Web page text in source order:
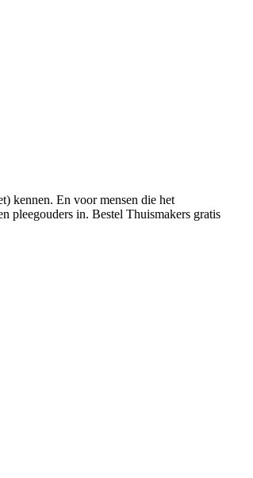
kennen. En voor mensen die het
pleegouders in. Bestel Thuismakers gratis